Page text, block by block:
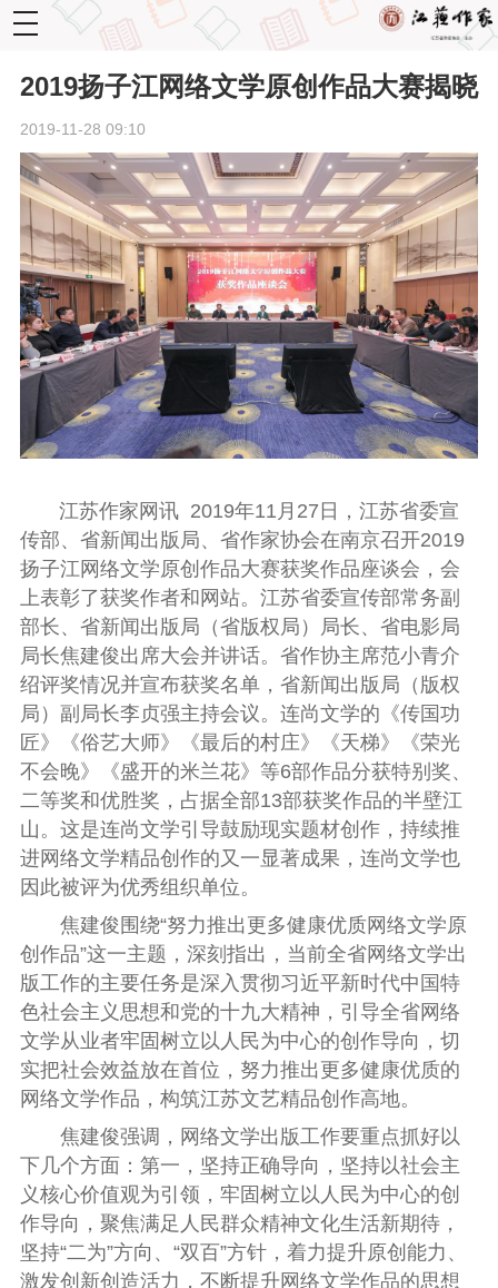
toggle
navigation
2019扬子江网络文学原创作品大赛揭晓
2019-11-28 09:10
江苏作家网讯 2019年11月27日，江苏省委宣
传部、省新闻出版局、省作家协会在南京召开2019
扬子江网络文学原创作品大赛获奖作品座谈会，会
上表彰了获奖作者和网站。江苏省委宣传部常务副
部长、省新闻出版局（省版权局）局长、省电影局
局长焦建俊出席大会并讲话。省作协主席范小青介
绍评奖情况并宣布获奖名单，省新闻出版局（版权
局）副局长李贞强主持会议。连尚文学的《传国功
匠》《俗艺大师》《最后的村庄》《天梯》《荣光
不会晚》《盛开的米兰花》等6部作品分获特别奖、
二等奖和优胜奖，占据全部13部获奖作品的半壁江
山。这是连尚文学引导鼓励现实题材创作，持续推
进网络文学精品创作的又一显著成果，连尚文学也
因此被评为优秀组织单位。
焦建俊围绕“努力推出更多健康优质网络文学原
创作品”这一主题，深刻指出，当前全省网络文学出
版工作的主要任务是深入贯彻习近平新时代中国特
色社会主义思想和党的十九大精神，引导全省网络
文学从业者牢固树立以人民为中心的创作导向，切
实把社会效益放在首位，努力推出更多健康优质的
网络文学作品，构筑江苏文艺精品创作高地。
焦建俊强调，网络文学出版工作要重点抓好以
下几个方面：第一，坚持正确导向，坚持以社会主
义核心价值观为引领，牢固树立以人民为中心的创
作导向，聚焦满足人民群众精神文化生活新期待，
坚持“二为”方向、“双百”方针，着力提升原创能力、
激发创新创造活力，不断提升网络文学作品的思想